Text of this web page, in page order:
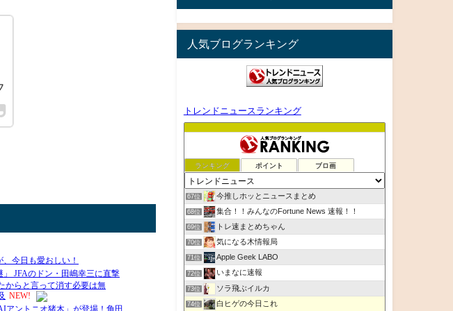
人気ブログランキング
トレンドニュースランキング
ランキング ポイント ブロ画
67位 今推しホッとニュースまとめ
68位 集合！！みんなのFortune News 速報！！
69位 トレ速まとめちゃん
70位 気になる木情報局
71位 Apple Geek LABO
72位 いまなに速報
73位 ソラ飛ぶイルカ
74位 白ヒゲの今日これ